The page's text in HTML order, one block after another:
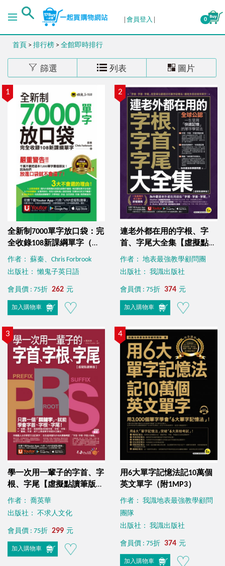
排序
出版日期 (舊→新)
銷售量 (高→低)
銷售量 (低→高)
價格 (高→低)
價格 (低→高)
會員登入 0
首頁 > 排行榜 > 全館即時排行
篩選 列表 圖片
1
全新制7000單字放口袋：完
全收錄108新課綱單字（附
防水書套＋「Youtor App」
內含VRP虛擬點讀筆）
作者： 蘇秦、Chris Forbrook
出版社： 懶鬼子英日語
會員價 : 75折 262 元
加入購物車
2
連老外都在用的字根、字
首、字尾大全集【虛擬點讀
筆版】（附贈「Youtor
App」內含VRP虛擬點讀
筆）
作者： 地表最強教學顧問團
出版社： 我識出版社
會員價 : 75折 374 元
加入購物車
3
學一次用一輩子的字首、字
根、字尾【虛擬點讀筆版】
（附字首、字根、字尾小海
報＋「Youtor App」內含
作者： 喬英華
出版社： 不求人文化
會員價 : 75折 299 元
加入購物車
4
用6大單字記憶法記10萬個
英文單字（附1MP3）
作者： 我識地表最強教學顧問
團隊
出版社： 我識出版社
會員價 : 75折 374 元
加入購物車